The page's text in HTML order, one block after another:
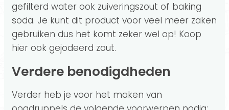
gefilterd water ook zuiveringszout of baking
soda. Je kunt dit product voor veel meer zaken
gebruiken dus het komt zeker wel op! Koop
hier ook gejodeerd zout.
Verdere benodigdheden
Verder heb je voor het maken van